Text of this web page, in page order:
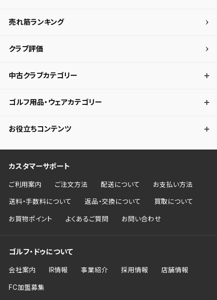
売れ筋ランキング
クラブ評価
中古クラブカテゴリー
ゴルフ用品・ウェアカテゴリー
お役立ちコンテンツ
カスタマーサポート
ご利用案内 ご注文方法 配送について お支払い方法
送料・手数料について 返品・交換について 買取について
お買物ポイント よくあるご質問 お問い合わせ
ゴルフ・ドゥについて
会社案内 IR情報 事業紹介 採用情報 店舗情報
FC加盟募集